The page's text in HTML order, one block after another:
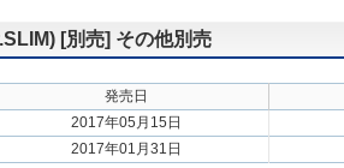
[別売] その他別売
発売日
2017年05月15日
2017年01月31日